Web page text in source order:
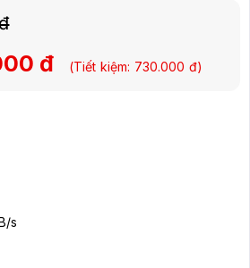
đ (Tiết kiệm: 730.000 đ)
s